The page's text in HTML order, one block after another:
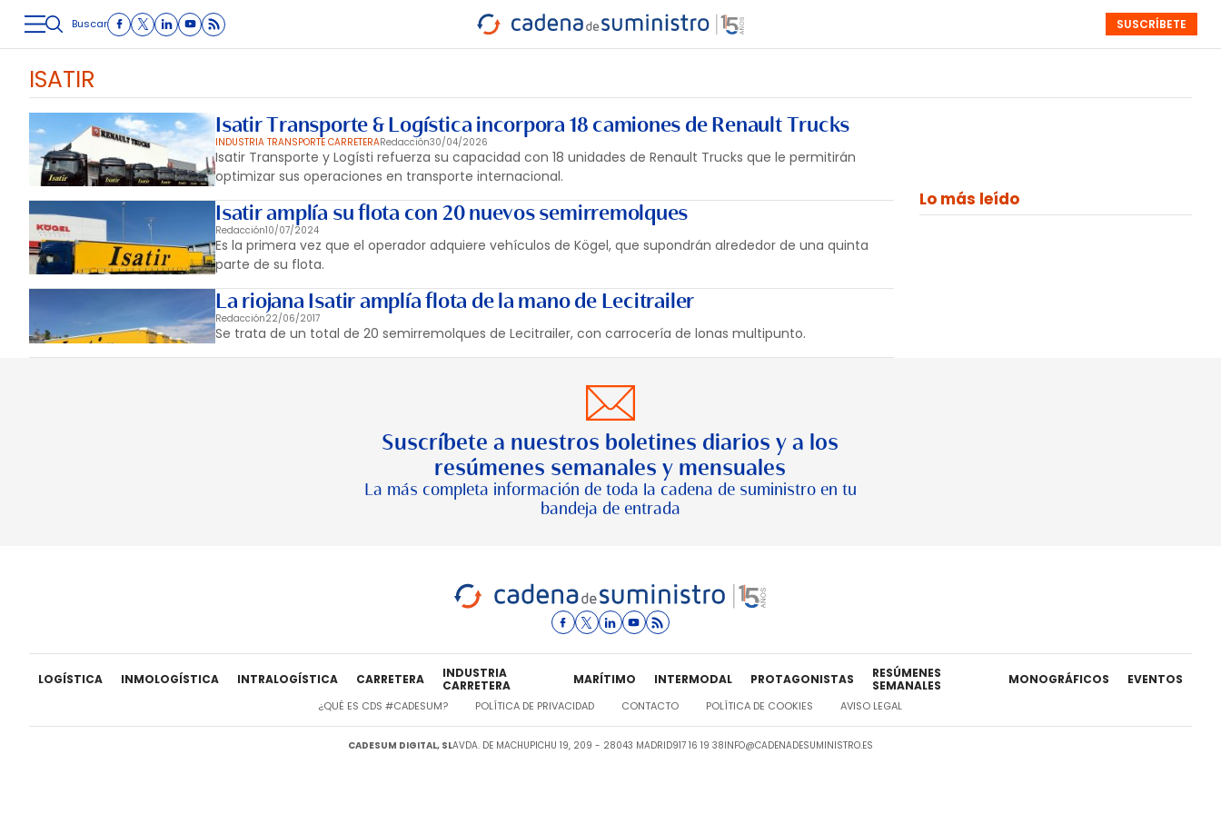
LOGÍSTICA INMOLOGÍSTICA INTRALOGÍSTICA CARRETERA
CARRETERA
MARÍTIMO INTERMODAL PROTAGONISTAS
SEMANALES
MONOGRÁFICOS EVENTOS
SUSCRÍBETE
Buscar
ISATIR
Isatir Transporte & Logística incorpora 18 camiones de Renault Trucks
INDUSTRIA TRANSPORTE CARRETERARedacción30/04/2026
Isatir Transporte y Logísti refuerza su capacidad con 18 unidades de Renault Trucks que le permitirán
optimizar sus operaciones en transporte internacional.
Isatir amplía su flota con 20 nuevos semirremolques
Redacción10/07/2024
Es la primera vez que el operador adquiere vehículos de Kögel, que supondrán alrededor de una quinta
parte de su flota.
La riojana Isatir amplía flota de la mano de Lecitrailer
Redacción22/06/2017
Se trata de un total de 20 semirremolques de Lecitrailer, con carrocería de lonas multipunto.
Lo más leído
Suscríbete a nuestros boletines diarios y a los
resúmenes semanales y mensuales
La más completa información de toda la cadena de suministro en tu
bandeja de entrada
LOGÍSTICA INMOLOGÍSTICA INTRALOGÍSTICA CARRETERA
INDUSTRIA
CARRETERA
MARÍTIMO INTERMODAL PROTAGONISTAS
RESÚMENES
SEMANALES
MONOGRÁFICOS EVENTOS
¿QUÉ ES CDS #CADESUM? POLÍTICA DE PRIVACIDAD CONTACTO POLÍTICA DE COOKIES AVISO LEGAL
CADESUM DIGITAL, SLAVDA. DE MACHUPICHU 19, 209 - 28043 MADRID917 16 19 38INFO@CADENADESUMINISTRO.ES